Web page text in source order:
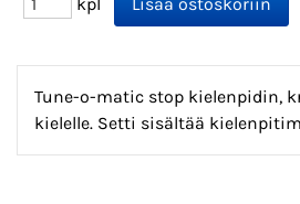
kpl
Tune-o-matic stop kielenpidin,
kielelle. Setti sisältää